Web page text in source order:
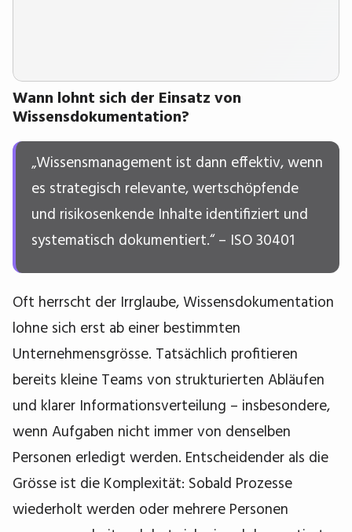
Wann lohnt sich der Einsatz von
Wissensdokumentation?
„Wissensmanagement ist dann effektiv, wenn
es strategisch relevante, wertschöpfende
und risikosenkende Inhalte identifiziert und
systematisch dokumentiert.“ – ISO 30401
Oft herrscht der Irrglaube, Wissensdokumentation
lohne sich erst ab einer bestimmten
Unternehmensgrösse. Tatsächlich profitieren
bereits kleine Teams von strukturierten Abläufen
und klarer Informationsverteilung – insbesondere,
wenn Aufgaben nicht immer von denselben
Personen erledigt werden. Entscheidender als die
Grösse ist die Komplexität: Sobald Prozesse
wiederholt werden oder mehrere Personen